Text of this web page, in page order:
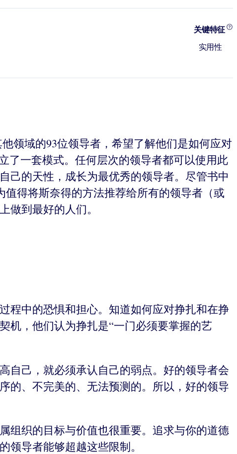
关键特征
实用性
领域的93位领导者，希望了解他们是如何应对
了一套模式。任何层次的领导者都可以使用此
己的天性，成长为最优秀的领导者。尽管书中
值得将斯奈得的方法推荐给所有的领导者（或
到最好的人们。
程中的恐惧和担心。知道如何应对挣扎和在挣
机，他们认为挣扎是“一门必须要掌握的艺
自己，就必须承认自己的弱点。好的领导者会
的、不完美的、无法预测的。所以，好的领导
组织的目标与价值也很重要。追求与你的道德
导者能够超越这些限制。